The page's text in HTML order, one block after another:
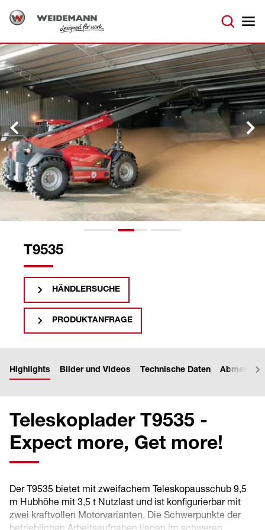
T9535
HÄNDLERSUCHE
PRODUKTANFRAGE
Highlights Bilder und Videos Technische Daten
Teleskoplader T9535 -
Expect more, Get more!
Der T9535 bietet mit zweifachem Teleskopausschub 9,5
m Hubhöhe mit 3,5 t Nutzlast und ist konfigurierbar mit
zwei kraftvollen Motorvarianten. Die Schwerpunkte der
betrieblichen Arbeitsaufgaben liegen im schweren